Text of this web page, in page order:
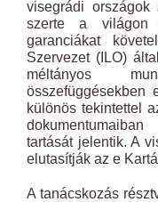
visegrádi országok
szerte a világon
garanciákat
Szervezet (ILO)
méltányos
különös tekintettel
tartását jelentik. A
elutasítják az e
A tanácskozás